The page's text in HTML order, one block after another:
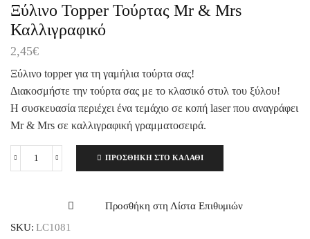
Ξύλινο Topper Τούρτας Mr & Mrs
Καλλιγραφικό
2,45€
Ξύλινο topper για τη γαμήλια τούρτα σας!
Διακοσμήστε την τούρτα σας με το κλασικό στυλ του ξύλου!
Η συσκευασία περιέχει ένα τεμάχιο σε κοπή laser που αναγράφει
Mr & Mrs σε καλλιγραφική γραμματοσειρά.
Ξύλινο
Mrs
ΠΡΟΣΘΉΚΗ ΣΤΟ ΚΑΛΆΘΙ
Προσθήκη στη Λίστα Επιθυμιών
SKU: LC1081